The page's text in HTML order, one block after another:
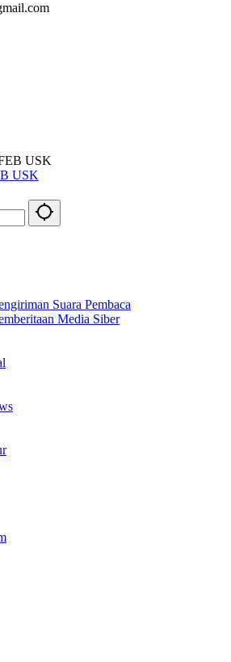
USK
USK
Suara Pembaca
Media Siber